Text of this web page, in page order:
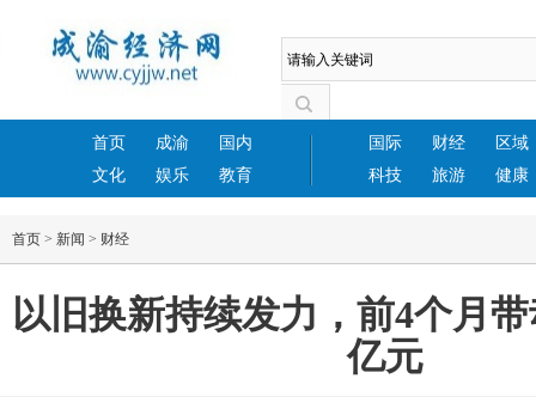
首页 成渝
国内
文化
娱乐 教育
国际 财经
区域
科技
旅游 健康
首页 > 新闻 > 财经
以旧换新持续发力，前4个月
亿元